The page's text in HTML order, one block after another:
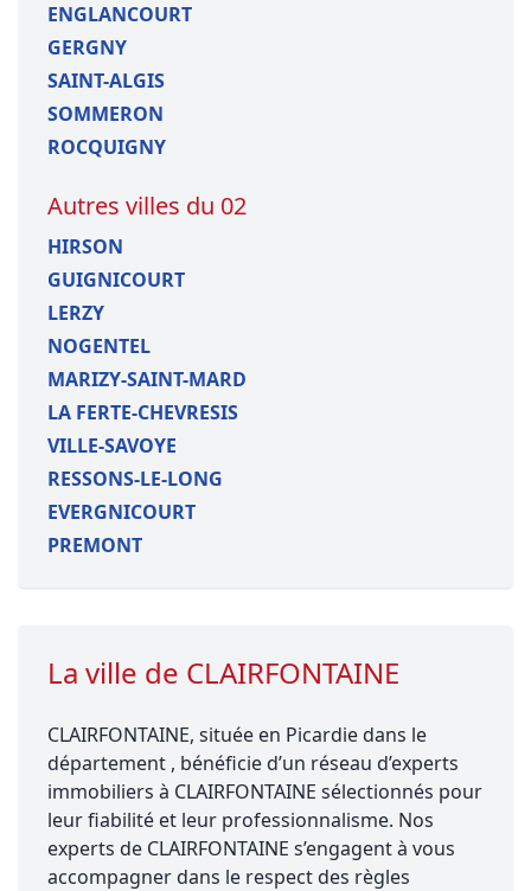
ENGLANCOURT
GERGNY
SAINT-ALGIS
SOMMERON
ROCQUIGNY
Autres villes du 02
HIRSON
GUIGNICOURT
LERZY
NOGENTEL
MARIZY-SAINT-MARD
LA FERTE-CHEVRESIS
VILLE-SAVOYE
RESSONS-LE-LONG
EVERGNICOURT
PREMONT
La ville de CLAIRFONTAINE
CLAIRFONTAINE, située en Picardie dans le
département , bénéficie d’un réseau d’experts
immobiliers à CLAIRFONTAINE sélectionnés pour
leur fiabilité et leur professionnalisme. Nos
experts de CLAIRFONTAINE s’engagent à vous
accompagner dans le respect des règles